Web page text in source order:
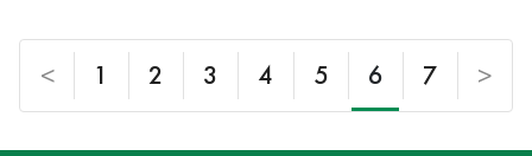
< 1 2 3 4 5 6 7 >